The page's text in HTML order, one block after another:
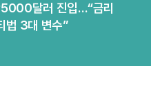
달러 진입…“금리
법 3대 변수”